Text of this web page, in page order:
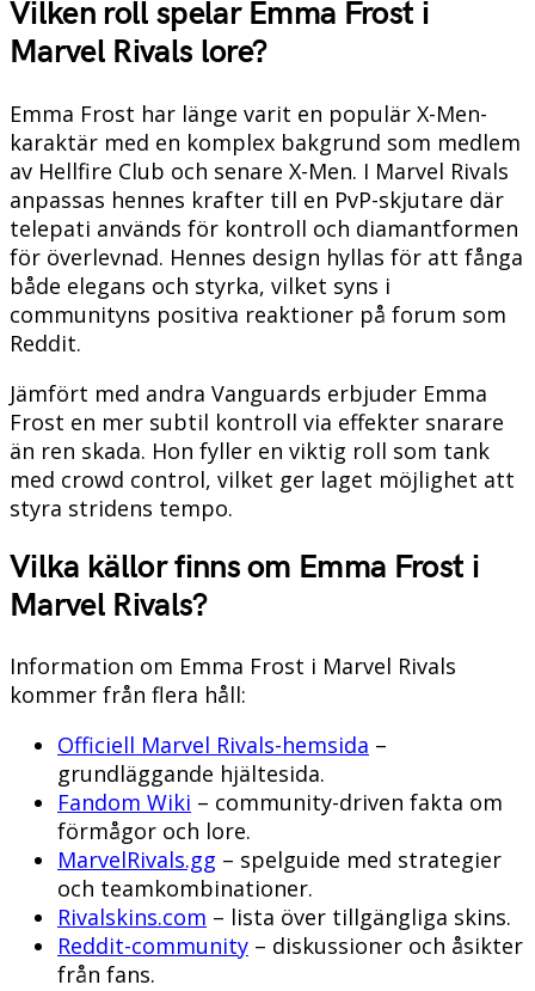
Vilken roll spelar Emma Frost i
Marvel Rivals lore?
Emma Frost har länge varit en populär X-Men-
karaktär med en komplex bakgrund som medlem
av Hellfire Club och senare X-Men. I Marvel Rivals
anpassas hennes krafter till en PvP-skjutare där
telepati används för kontroll och diamantformen
för överlevnad. Hennes design hyllas för att fånga
både elegans och styrka, vilket syns i
communityns positiva reaktioner på forum som
Reddit.
Jämfört med andra Vanguards erbjuder Emma
Frost en mer subtil kontroll via effekter snarare
än ren skada. Hon fyller en viktig roll som tank
med crowd control, vilket ger laget möjlighet att
styra stridens tempo.
Vilka källor finns om Emma Frost i
Marvel Rivals?
Information om Emma Frost i Marvel Rivals
kommer från flera håll:
Officiell Marvel Rivals-hemsida –
grundläggande hjältesida.
Fandom Wiki – community-driven fakta om
förmågor och lore.
MarvelRivals.gg – spelguide med strategier
och teamkombinationer.
Rivalskins.com – lista över tillgängliga skins.
Reddit-community – diskussioner och åsikter
från fans.